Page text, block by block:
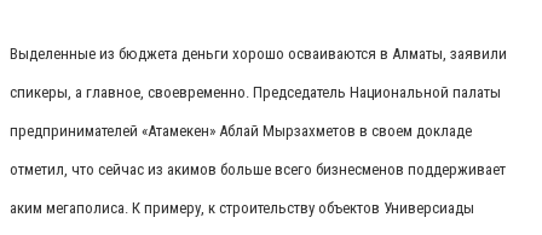
Выделенные из бюджета деньги хорошо осваиваются в Алматы, заявили
спикеры, а главное, своевременно. Председатель Национальной палаты
предпринимателей «Атамекен» Аблай Мырзахметов в своем докладе
отметил, что сейчас из акимов больше всего бизнесменов поддерживает
аким мегаполиса. К примеру, к строительству объектов Универсиады